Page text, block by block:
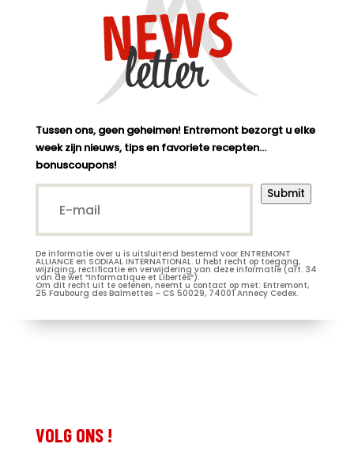
Tussen ons, geen geheimen! Entremont bezorgt u elke
week zijn nieuws, tips en favoriete recepten…
bonuscoupons!
E-
mail*
Mijnheer
Mevrouw /
Juffrouw
Voornaam
(Vereist)
Je m’abonne à la newsletter
Submit
De informatie over u is uitsluitend bestemd voor ENTREMONT
ALLIANCE en SODIAAL INTERNATIONAL. U hebt recht op toegang,
wijziging, rectificatie en verwijdering van deze informatie (art. 34
van de wet “Informatique et Libertés”).
Om dit recht uit te oefenen, neemt u contact op met: Entremont,
25 Faubourg des Balmettes – CS 50029, 74001 Annecy Cedex.
VOLG ONS !